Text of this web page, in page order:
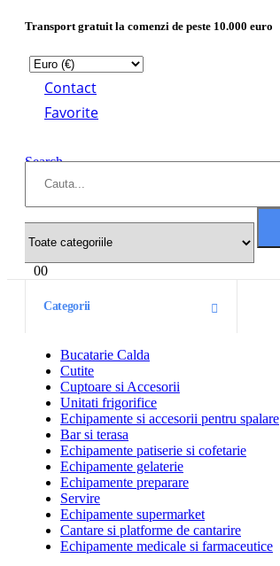
Transport gratuit la comenzi de peste 10.000 euro
Contact
Favorite
Search
00
Categorii
Bucatarie Calda
Cutite
Cuptoare si Accesorii
Unitati frigorifice
Echipamente si accesorii pentru spalare
Bar si terasa
Echipamente patiserie si cofetarie
Echipamente gelaterie
Echipamente preparare
Servire
Echipamente supermarket
Cantare si platforme de cantarire
Echipamente medicale si farmaceutice